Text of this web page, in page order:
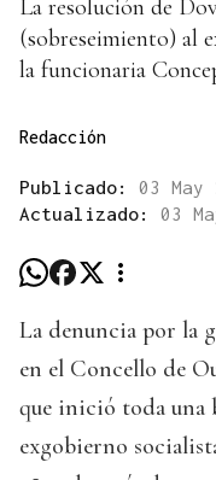
La resolución de
(sobreseimiento) al
la funcionaria
Redacción
Publicado: 03
Actualizado: 03
La denuncia por la
en el Concello de
que inició toda una
exgobierno